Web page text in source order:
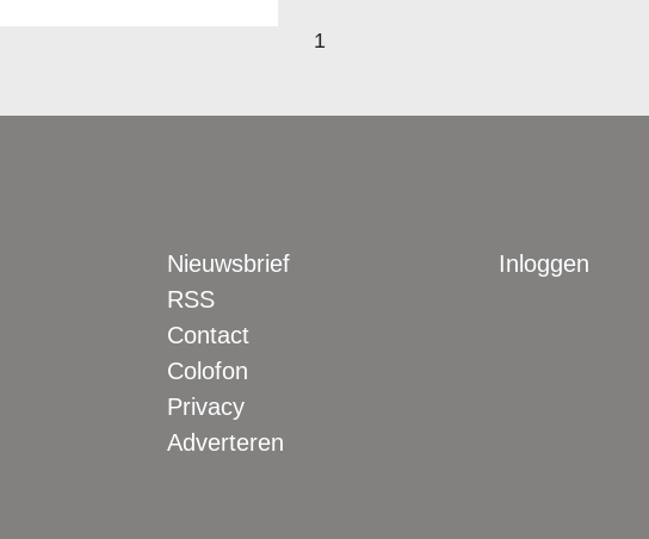
1
Nieuwsbrief
RSS
Contact
Colofon
Privacy
Adverteren
Inloggen